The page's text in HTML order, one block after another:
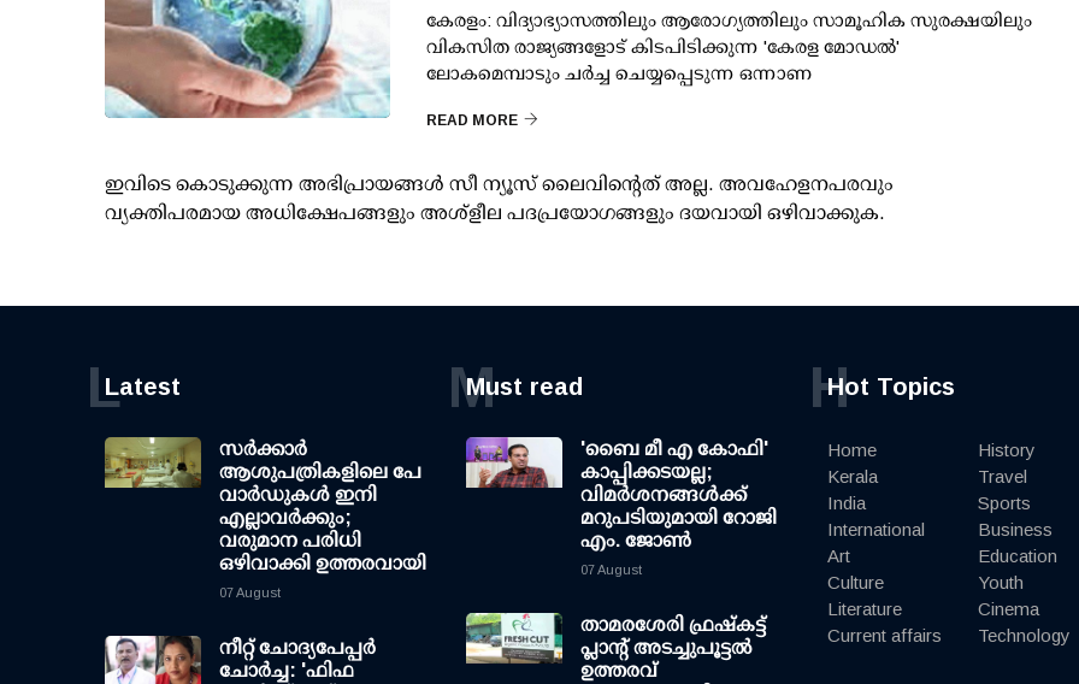
കേരളം: വിദ്യാഭ്യാസത്തിലും ആരോഗ്യത്തിലും സാമൂഹിക സുരക്ഷയിലും
വികസിത രാജ്യങ്ങളോട് കിടപിടിക്കുന്ന 'കേരള മോഡൽ'
ലോകമെമ്പാടും ചർച്ച ചെയ്യപ്പെടുന്ന ഒന്നാണ
READ MORE
ഇവിടെ കൊടുക്കുന്ന അഭിപ്രായങ്ങള്‍ സീ ന്യൂസ് ലൈവിന്റെത് അല്ല. അവഹേളനപരവും
വ്യക്തിപരമായ അധിക്ഷേപങ്ങളും അശ്‌ളീല പദപ്രയോഗങ്ങളും ദയവായി ഒഴിവാക്കുക.
Latest
L
സര്‍ക്കാര്‍
ആശുപത്രികളിലെ പേ
വാര്‍ഡുകള്‍ ഇനി
എല്ലാവര്‍ക്കും;
വരുമാന പരിധി
ഒഴിവാക്കി ഉത്തരവായി
07 August
നീറ്റ് ചോദ്യപേപ്പര്‍
ചോര്‍ച്ച: 'ഫിഫ
Must read
M
'ബൈ മീ എ കോഫി'
കാപ്പിക്കടയല്ല;
വിമര്‍ശനങ്ങള്‍ക്ക്
മറുപടിയുമായി റോജി
എം. ജോണ്‍
07 August
താമരശേരി ഫ്രഷ്കട്ട്
പ്ലാന്റ് അടച്ചുപൂട്ടൽ
ഉത്തരവ്
Hot Topics
H
Home
Kerala
India
International
Art
Culture
Literature
Current affairs
History
Travel
Sports
Business
Education
Youth
Cinema
Technology